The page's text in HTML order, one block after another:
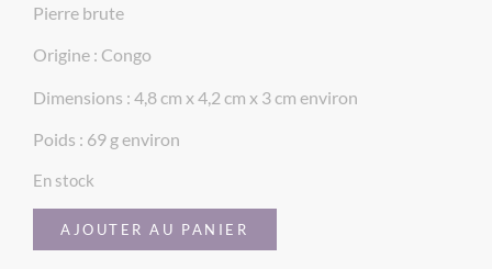
Pierre brute
Origine : Congo
Dimensions : 4,8 cm x 4,2 cm x 3 cm environ
Poids : 69 g environ
En stock
AJOUTER AU PANIER